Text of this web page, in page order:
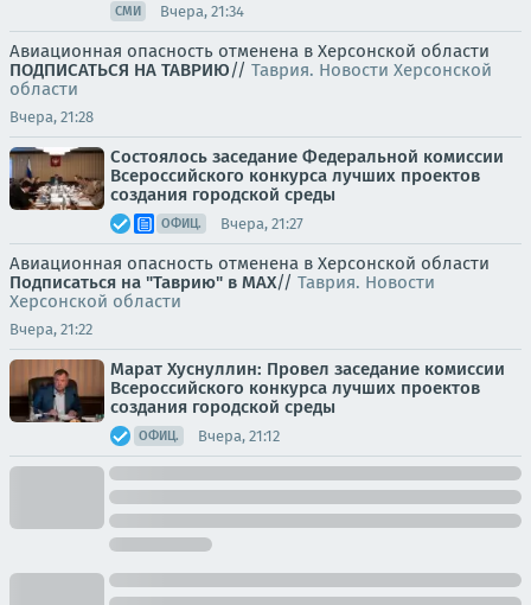
СМИ Вчера, 21:34
Авиационная опасность отменена в Херсонской области
ПОДПИСАТЬСЯ НА ТАВРИЮ// Таврия. Новости Херсонской
области
Вчера, 21:28
Состоялось заседание Федеральной комиссии
Всероссийского конкурса лучших проектов
создания городской среды
ОФИЦ. Вчера, 21:27
Авиационная опасность отменена в Херсонской области
Подписаться на "Таврию" в MAX// Таврия. Новости
Херсонской области
Вчера, 21:22
Марат Хуснуллин: Провел заседание комиссии
Всероссийского конкурса лучших проектов
создания городской среды
ОФИЦ. Вчера, 21:12